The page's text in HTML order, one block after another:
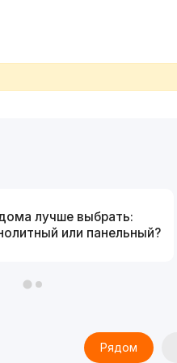
лучше выбрать:
или панельный?
Рядом